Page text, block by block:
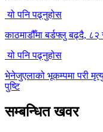
यो पनि पढ्नुहोस
काठमाडौँमा बर्डफ्लु बढ्दै,
यो पनि पढ्नुहोस
भेनेजुएलाको भूकम्पमा परी
पुष्टि
सम्बन्धित खवर